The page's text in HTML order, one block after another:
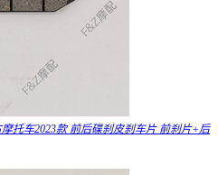
托车2023款 前后碟刹皮刹车片 前刹片+后